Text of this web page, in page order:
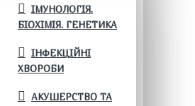
ІМУНОЛОГІЯ.
БІОХІМІЯ. ГЕНЕТИКА
ІНФЕКЦІЙНІ
ХВОРОБИ
АКУШЕРСТВО ТА